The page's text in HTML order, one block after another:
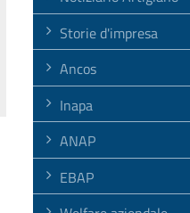
Storie d'impresa
Ancos
Inapa
ANAP
EBAP